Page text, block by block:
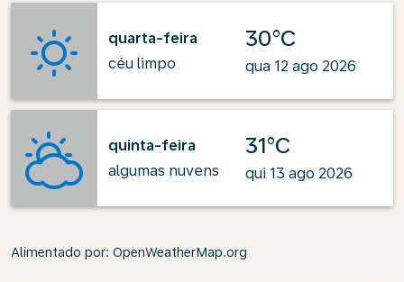
quarta-feira
céu limpo
30°C
qua 12 ago 2026
quinta-feira
algumas nuvens
31°C
qui 13 ago 2026
Alimentado por: OpenWeatherMap.org